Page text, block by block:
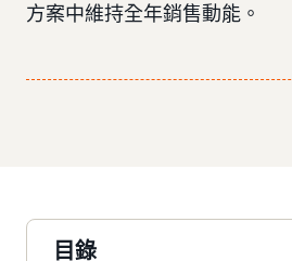
方案中維持全年銷售動能。
目錄